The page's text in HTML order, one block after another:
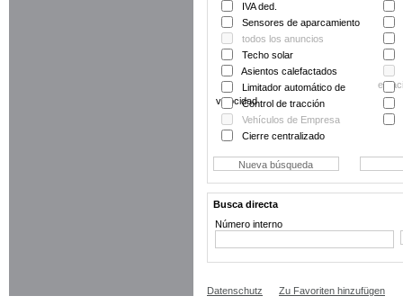
IVA ded.
Sensores de aparcamiento
todos los anuncios
Techo solar
Asientos calefactados
Limitador automático de
velocidadControl de tracción
Vehículos de Empresa
Cierre centralizado
Busca directa
Número interno
Datenschutz Zu Favoriten hinzufügen